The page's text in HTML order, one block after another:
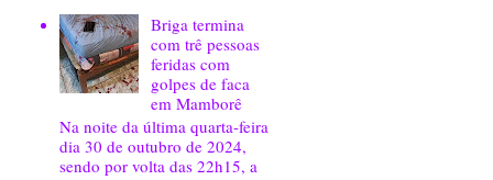
Briga termina
com trê pessoas
feridas com
golpes de faca
em Mamborê
Na noite da última quarta-feira
dia 30 de outubro de 2024,
sendo por volta das 22h15, a